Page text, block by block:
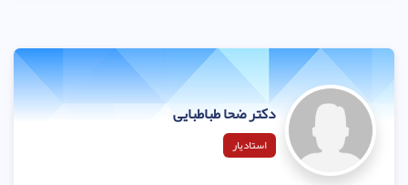
دکتر ضحا طباطبایی
استادیار